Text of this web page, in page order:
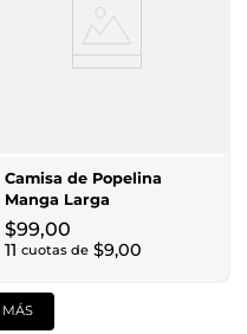
Camisa de Popelina
Manga Larga
$99,00
11 cuotas de $9,00
MÁS